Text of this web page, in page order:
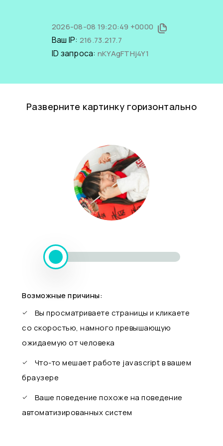
2026-08-08 19:20:49 +0000
Ваш IP: 216.73.217.7
ID запроса: nKYAgFTHj4Y1
Разверните картинку горизонтально
Возможные причины:
Вы просматриваете страницы и кликаете
со скоростью, намного превышающую
ожидаемую от человека
Что-то мешает работе javascript в вашем
браузере
Ваше поведение похоже на поведение
автоматизированных систем